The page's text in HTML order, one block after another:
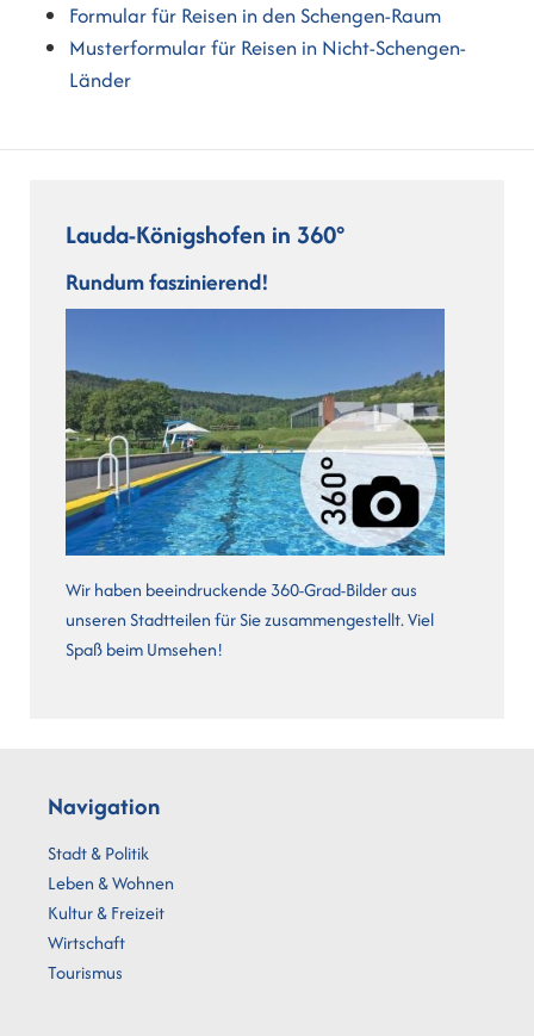
Formular für Reisen in den Schengen-Raum
Musterformular für Reisen in Nicht-Schengen-
Länder
Lauda-Königshofen in 360°
Rundum faszinierend!
Wir haben beeindruckende 360-Grad-Bilder aus
unseren Stadtteilen für Sie zusammengestellt. Viel
Spaß beim Umsehen!
Navigation
Stadt & Politik
Leben & Wohnen
Kultur & Freizeit
Wirtschaft
Tourismus